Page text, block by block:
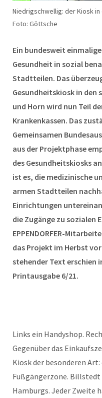
Niedrigschwellig: der Kiosk
Foto: Göttsche
Ein bundesweit
Gesundheit in sozial
Stadtteilen. Das
Gesundheitskiosk in
und Horn wird nun Teil
Krankenkassen. Das
Gemeinsamen
aus der Projektphase
des Gesundheitskiosks
ist es, die medizinische
armen Stadtteilen
Einrichtungen
die Zugänge zu sozialen
EPPENDORFER-
das Projekt im Herbst
stehender Text erschien in
Printausgabe 6/21.
Links ein Handyshop.
Gegenüber das
Kiosk der besonderen
Fußgängerzone.
Hamburgs. Jeder Zweite